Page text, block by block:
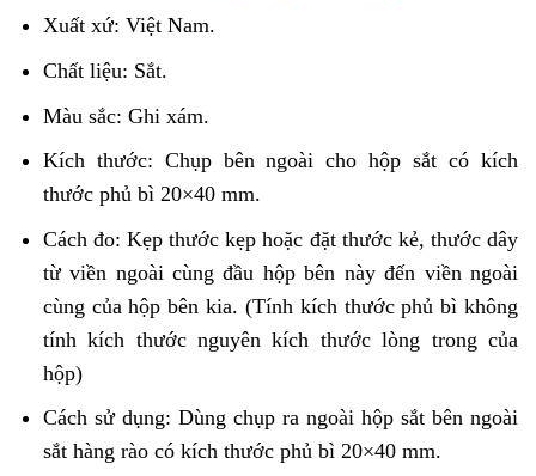
Xuất xứ: Việt Nam.
Chất liệu: Sắt.
Màu sắc: Ghi xám.
Kích thước: Chụp bên ngoài cho hộp sắt có kích
thước phủ bì 20×40 mm.
Cách đo: Kẹp thước kẹp hoặc đặt thước kẻ, thước dây
từ viền ngoài cùng đầu hộp bên này đến viền ngoài
cùng của hộp bên kia. (Tính kích thước phủ bì không
tính kích thước nguyên kích thước lòng trong của
hộp)
Cách sử dụng: Dùng chụp ra ngoài hộp sắt bên ngoài
sắt hàng rào có kích thước phủ bì 20×40 mm.